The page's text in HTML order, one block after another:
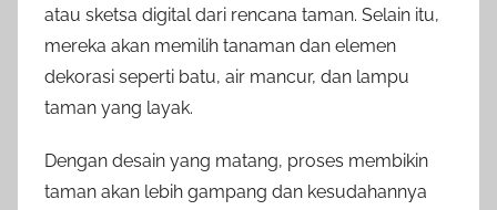
atau sketsa digital dari rencana taman. Selain itu,
mereka akan memilih tanaman dan elemen
dekorasi seperti batu, air mancur, dan lampu
taman yang layak.
Dengan desain yang matang, proses membikin
taman akan lebih gampang dan kesudahannya